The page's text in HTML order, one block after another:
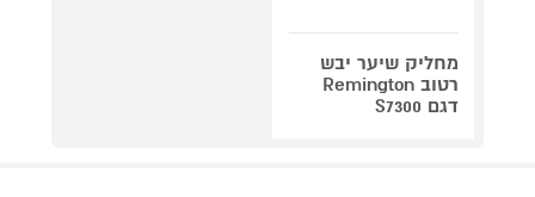
מחליק שיער יבש
רטוב Remington
דגם S7300